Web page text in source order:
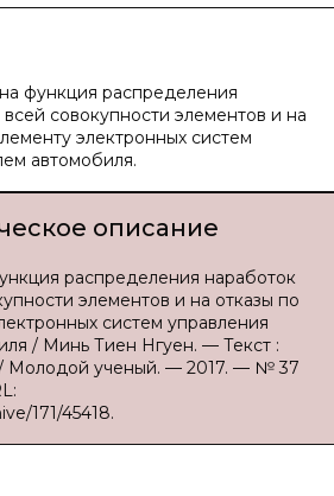
функция распределения
совокупности элементов и на
электронных систем
автомобиля.
описание
распределения наработок
элементов и на отказы по
систем управления
/ Минь Тиен Нгуен. — Текст :
Молодой ученый. — 2017. — № 37
171/45418.